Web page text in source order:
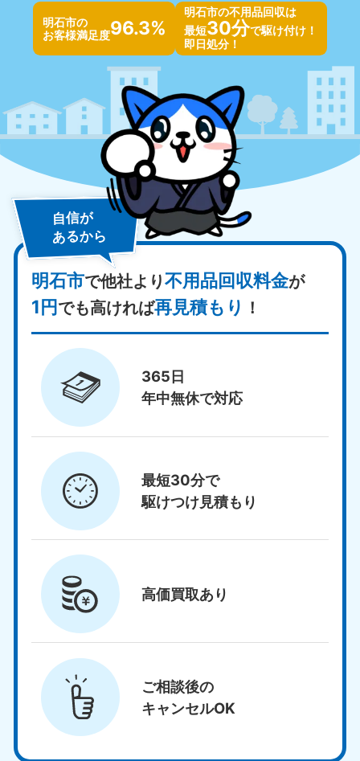
明石市の
お客様満足度96.3%
明石市の不用品回収は
最短30分で駆け付け！
即日処分！
自信が
あるから
明石市で他社より不用品回収料金が
1円でも高ければ再見積もり ！
365日
年中無休で対応
最短30分で
駆けつけ見積もり
高価買取あり
ご相談後の
キャンセルOK